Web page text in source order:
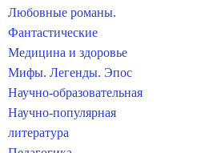
Любовные романы.
Фантастические
Медицина и здоровье
Мифы. Легенды. Эпос
Научно-образовательная
Научно-популярная
литература